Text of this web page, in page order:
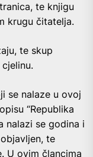
te knjigu
krugu čitatelja.
te skup
se nalaze u ovoj
“Republika
nalazi se godina i
te
U ovim člancima